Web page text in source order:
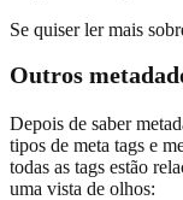
Se quiser ler mais
Outros
Depois de saber
tipos de meta tags e
todas as tags estão
uma vista de olhos: